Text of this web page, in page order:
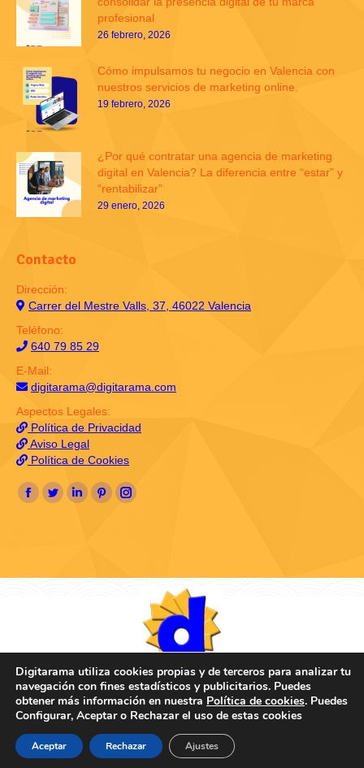
profesional
26 febrero, 2026
Cómo impulsamos tu negocio en Valencia con
nuestros servicios de marketing online.
19 febrero, 2026
¿Por qué contratar una agencia de marketing
digital en Valencia? La diferencia entre “estar” y
“rentabilizar”
29 enero, 2026
Contacto
Dirección:
Carrer del Mestre Valls, 37, 46022 Valencia
Teléfono:
640 79 85 29
E-Mail:
digitarama@digitarama.com
Aspectos Legales:
Política de Privacidad
Aviso Legal
Política de Cookies
Encuéntranos en:
Facebook
TwitterLinkedinPinterestInstagram
window
Posicionamiento SEO Valencia
servicios
Digitarama utiliza cookies propias y de terceros para analizar tu
navegación con fines estadísticos y publicitarios. Puedes
obtener más información en nuestra Política de cookies. Puedes
Configurar, Aceptar o Rechazar el uso de estas cookies
Aceptar Rechazar Ajustes